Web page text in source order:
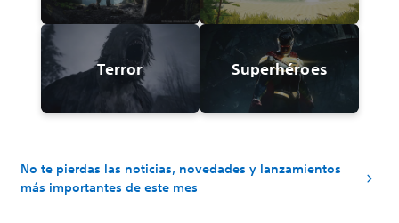
Terror Superhéroes
No te pierdas las noticias, novedades y lanzamientos
más importantes de este mes